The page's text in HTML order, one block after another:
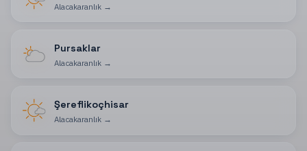
Alacakaranlık→
Pursaklar
Alacakaranlık→
Şereflikoçhisar
Alacakaranlık→